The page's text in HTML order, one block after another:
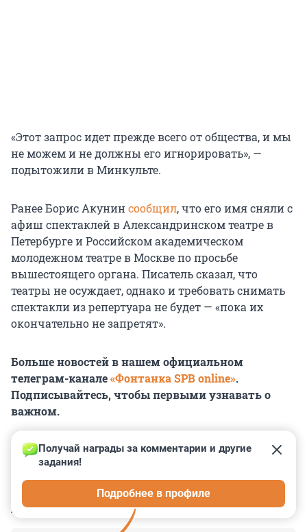
«Этот запрос идет прежде всего от общества, и мы
не можем и не должны его игнорировать», —
подытожили в Минкульте.
Ранее Борис Акунинсообщил, что его имя сняли с
афиш спектаклей в Александринском театре в
Петербурге и Росcийском академическом
молодежном театре в Москве по просьбе
вышестоящего органа. Писатель сказал, что
театры не осуждает, однако и требовать снимать
спектакли из репертуара не будет — «пока их
окончательно не запретят».
Больше новостей в нашем официальном
телеграм-канале«Фонтанка SPB online».
Подписывайтесь, чтобы первыми узнавать о
важном.
КОММЕНТАРИИ 56
Получай награды за комментарии и другие
задания!
Подробнее в профиле